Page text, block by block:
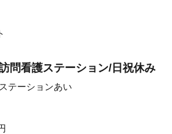
問看護ステーション/日祝休み
テーションあい